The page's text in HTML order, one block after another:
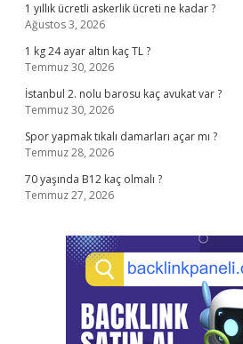
1 yıllık ücretli askerlik ücreti ne kadar ?
Ağustos 3, 2026
1 kg 24 ayar altın kaç TL ?
Temmuz 30, 2026
İstanbul 2. nolu barosu kaç avukat var ?
Temmuz 30, 2026
Spor yapmak tıkalı damarları açar mı ?
Temmuz 28, 2026
70 yaşında B12 kaç olmalı ?
Temmuz 27, 2026